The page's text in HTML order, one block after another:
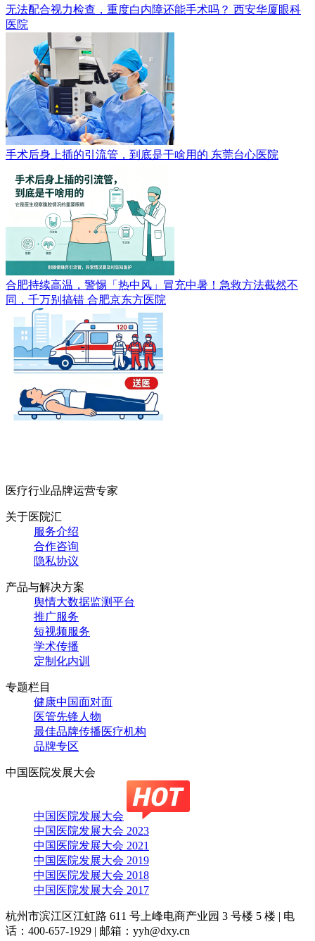
无法配合视力检查，重度白内障还能手术吗？ 西安华厦眼科
医院
手术后身上插的引流管，到底是干啥用的 东莞台心医院
合肥持续高温，警惕「热中风」冒充中暑！急救方法截然不
同，千万别搞错 合肥京东方医院
医疗行业品牌运营专家
关于医院汇
服务介绍
合作咨询
隐私协议
产品与解决方案
舆情大数据监测平台
推广服务
短视频服务
学术传播
定制化内训
专题栏目
健康中国面对面
医管先锋人物
最佳品牌传播医疗机构
品牌专区
中国医院发展大会
中国医院发展大会
中国医院发展大会 2023
中国医院发展大会 2021
中国医院发展大会 2019
中国医院发展大会 2018
中国医院发展大会 2017
杭州市滨江区江虹路 611 号上峰电商产业园 3 号楼 5 楼 | 电
话：400-657-1929 | 邮箱：yyh@dxy.cn